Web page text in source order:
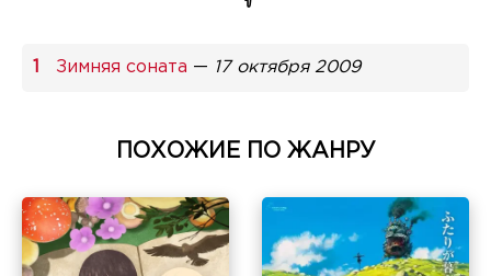
Зимняя соната — 17 октября 2009
ПОХОЖИЕ ПО ЖАНРУ